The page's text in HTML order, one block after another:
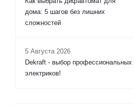
дома: 5 шагов без лишних
сложностей
5 Августа 2026
Dekraft - выбор профессиональных
электриков!